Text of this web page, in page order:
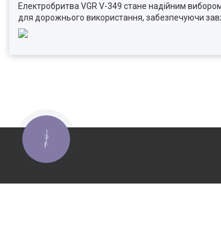
Електробритва VGR V-349 стане надійним вибором
для дорожнього використання, забезпечуючи
КНОПКА
ЗВ'ЯЗКУ